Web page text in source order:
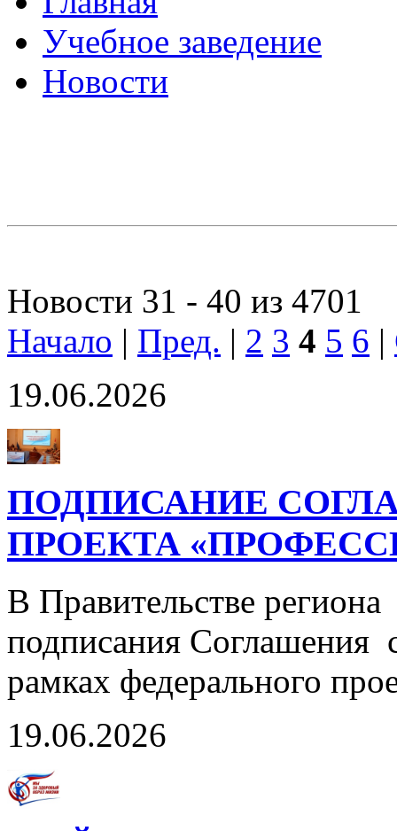
Учебное заведение
Новости
Новости 31 - 40 из 4701
Начало | Пред. | 2 3 4 5 6 |
19.06.2026
ПОДПИСАНИЕ
ПРОЕКТА
В Правительстве
подписания Соглашения
рамках федерального
19.06.2026